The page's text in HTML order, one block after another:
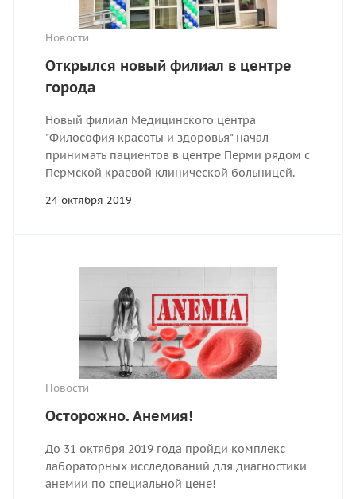
Новости
Открылся новый филиал в центре
города
Новый филиал Медицинского центра
"Философия красоты и здоровья" начал
принимать пациентов в центре Перми рядом с
Пермской краевой клинической больницей.
24 октября 2019
Новости
Осторожно. Анемия!
До 31 октября 2019 года пройди комплекс
лабораторных исследований для диагностики
анемии по специальной цене!